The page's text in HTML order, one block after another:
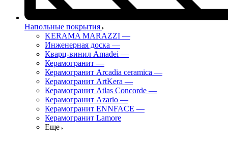
Напольные покрытия
KERAMA MARAZZI —
Инженерная доска —
Кварц-винил Amadei —
Керамогранит —
Керамогранит Arcadia ceramica —
Керамогранит ArtKera —
Керамогранит Atlas Concorde —
Керамогранит Azario —
Керамогранит ENNFACE —
Керамогранит Lamore
Еще